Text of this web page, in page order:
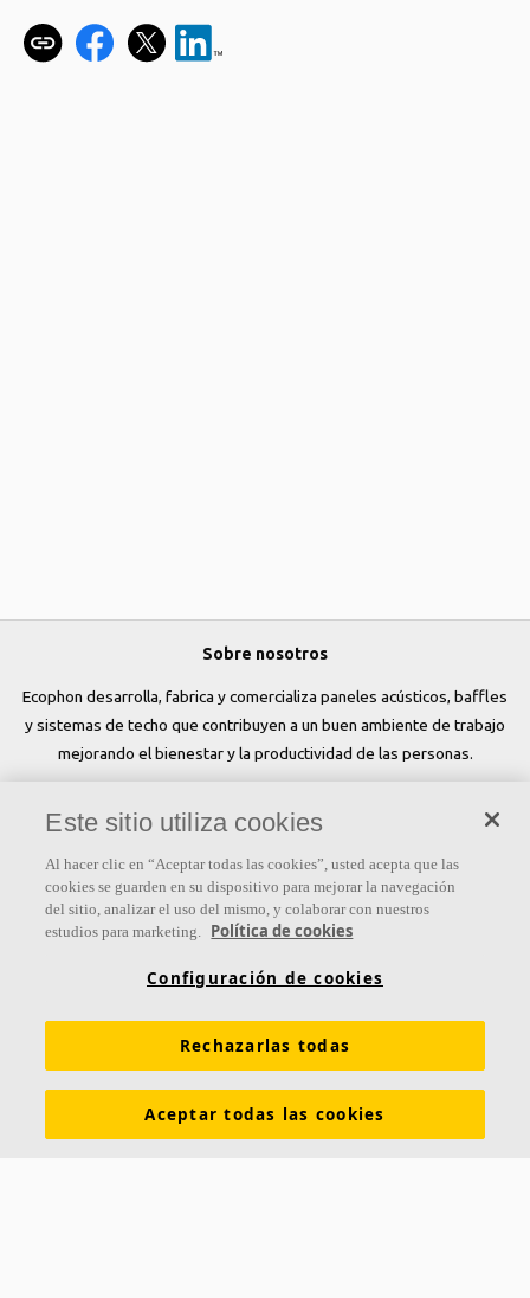
Sobre nosotros
Ecophon desarrolla, fabrica y comercializa paneles acústicos, baffles
y sistemas de techo que contribuyen a un buen ambiente de trabajo
mejorando el bienestar y la productividad de las personas.
Links
Herramientas y servicios Propiedades funcionales
Glosario Sostenibilidad Ventilación Difusa
Este sitio utiliza cookies
Al hacer clic en “Aceptar todas las cookies”, usted acepta que las
cookies se guarden en su dispositivo para mejorar la navegación
del sitio, analizar el uso del mismo, y colaborar con nuestros
estudios para marketing. Política de cookies
Configuración de cookies
Rechazarlas todas
Aceptar todas las cookies